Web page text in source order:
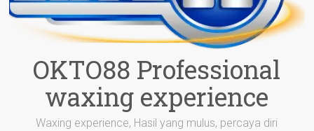
OKTO88 Professional
waxing experience
Waxing experience, Hasil yang mulus, percaya diri